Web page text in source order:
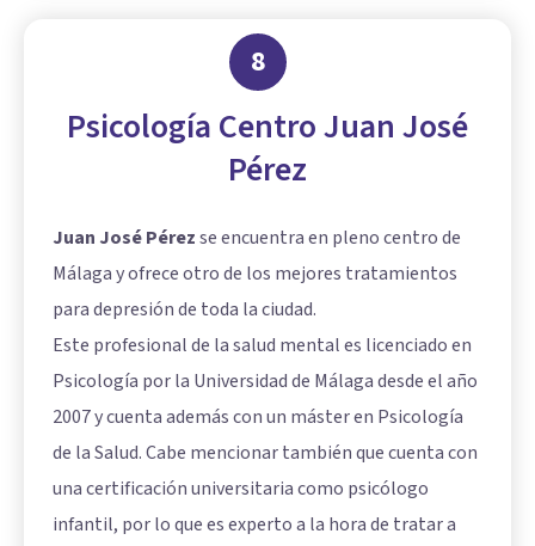
8
Psicología Centro Juan José
Pérez
Juan José Pérezse encuentra en pleno centro de
Málaga y ofrece otro de los mejores tratamientos
para depresión de toda la ciudad.
Este profesional de la salud mental es licenciado en
Psicología por la Universidad de Málaga desde el año
2007 y cuenta además con un máster en Psicología
de la Salud. Cabe mencionar también que cuenta con
una certificación universitaria como psicólogo
infantil, por lo que es experto a la hora de tratar a